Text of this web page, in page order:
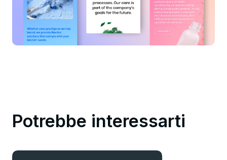
Potrebbe interessarti